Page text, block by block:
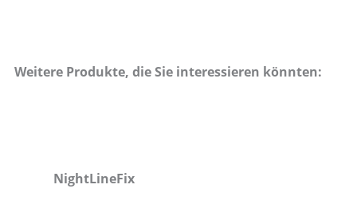
Weitere Produkte, die Sie interessieren könnten:
NightLineFix